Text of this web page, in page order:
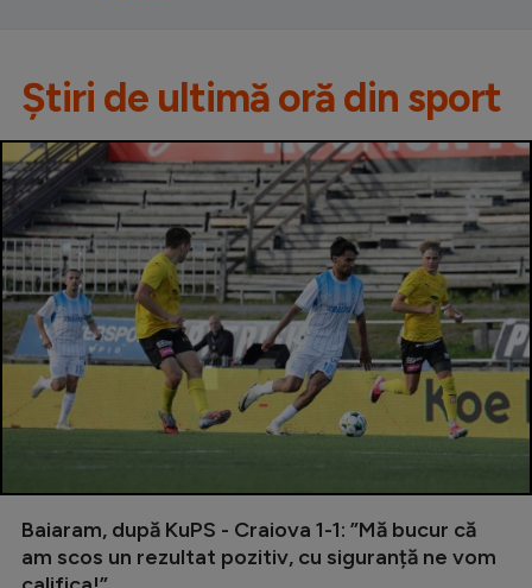
Știri de ultimă oră din sport
Baiaram, după KuPS - Craiova 1-1: ”Mă bucur că
am scos un rezultat pozitiv, cu siguranță ne vom